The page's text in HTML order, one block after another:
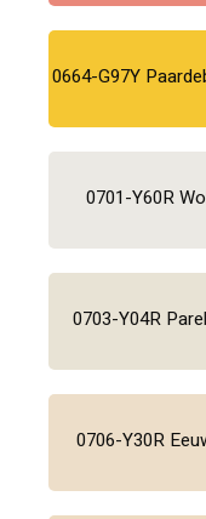
0664-G97Y
0701-Y60R
0703-Y04R
0706-Y30R